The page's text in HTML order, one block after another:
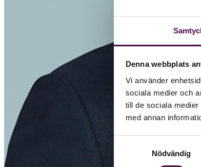
Denna webbplats
Vi använder
sociala medier och
till de sociala
med annan
Nödvändig